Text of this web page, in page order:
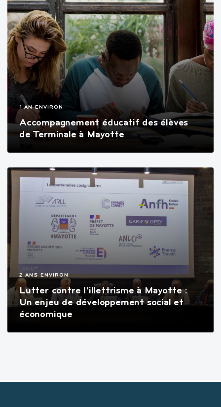
1 AN ENVIRON
Accompagnement éducatif des élèves
de Terminale à Mayotte
2 ANS ENVIRON
Lutter contre l’illettrisme à Mayotte :
Un enjeu de développement social et
économique